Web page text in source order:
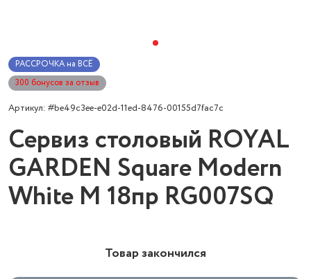
РАССРОЧКА на ВСЁ
300 бонусов за отзыв
Артикул: #be49c3ee-e02d-11ed-8476-00155d7fac7c
Сервиз столовый ROYAL
GARDEN Square Modern
White M 18пр RG007SQ
Товар закончился